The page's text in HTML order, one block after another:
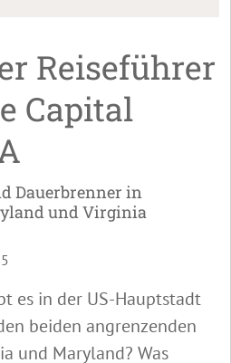
Reiseführer
Capital
Dauerbrenner in
und Virginia
es in der US-Hauptstadt
beiden angrenzenden
und Maryland? Was